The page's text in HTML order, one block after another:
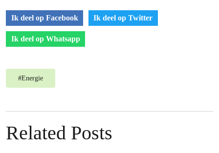
Ik deel op Facebook Ik deel op Twitter
Ik deel op Whatsapp
#Energie
Related Posts